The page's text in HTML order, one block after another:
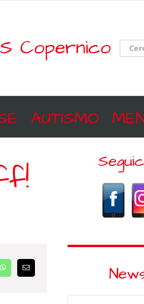
Copernico
Cerca
per:
AUTISMO
WhatsAppEmail